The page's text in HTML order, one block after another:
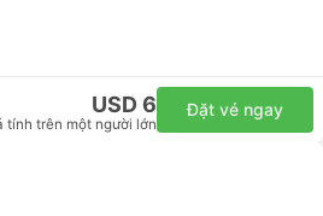
USD 6
tính trên một người lớn
Đặt vé ngay